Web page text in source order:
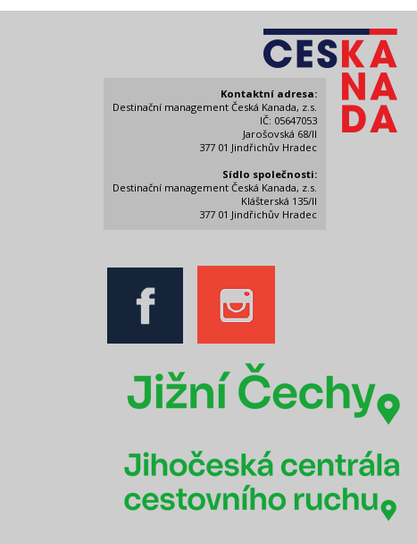
Kontaktní adresa:
Destinační management Česká Kanada, z.s.
IČ: 05647053
Jarošovská 68/II
377 01 Jindřichův Hradec
Sídlo společnosti:
Destinační management Česká Kanada, z.s.
Klášterská 135/II
377 01 Jindřichův Hradec